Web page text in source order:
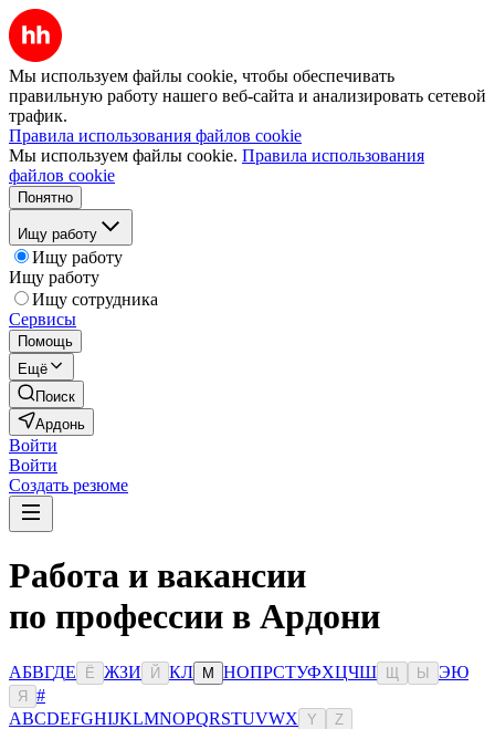
Мы используем файлы cookie, чтобы обеспечивать
правильную работу нашего веб-сайта и анализировать сетевой
трафик.
Правила использования файлов cookie
Мы используем файлы cookie. Правила использования
файлов cookie
Понятно
Ищу работу
Ищу работу
Ищу работу
Ищу сотрудника
Сервисы
Помощь
Ещё
Поиск
Ардонь
Войти
Войти
Создать резюме
Работа и вакансии
по профессии в Ардони
АБВГДЕ Ё ЖЗИ Й КЛ М НОПРСТУФХЦЧШ Ы ЭЮ
Я
#
ABCDEFGHIJKLMNOPQRSTUVWX Y Z